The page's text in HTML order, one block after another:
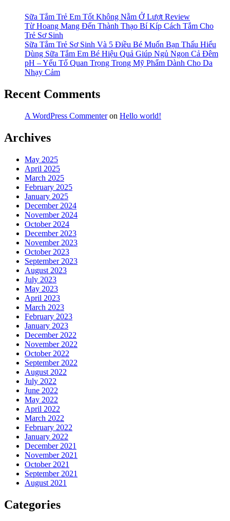
Sữa Tắm Trẻ Em Tốt Không Nằm Ở Lượt Review
Từ Hoang Mang Đến Thành Thạo Bí Kíp Cách Tắm Cho
Trẻ Sơ Sinh
Sữa Tắm Trẻ Sơ Sinh Và 5 Điều Bé Muốn Bạn Thấu Hiểu
Dùng Sữa Tắm Em Bé Hiệu Quả Giúp Ngủ Ngon Cả Đêm
pH – Yếu Tố Quan Trọng Trong Mỹ Phẩm Dành Cho Da
Nhạy Cảm
Recent Comments
A WordPress Commenteron Hello world!
Archives
May 2025
April 2025
March 2025
February 2025
January 2025
December 2024
November 2024
October 2024
December 2023
November 2023
October 2023
September 2023
August 2023
July 2023
May 2023
April 2023
March 2023
February 2023
January 2023
December 2022
November 2022
October 2022
September 2022
August 2022
July 2022
June 2022
May 2022
April 2022
March 2022
February 2022
January 2022
December 2021
November 2021
October 2021
September 2021
August 2021
Categories